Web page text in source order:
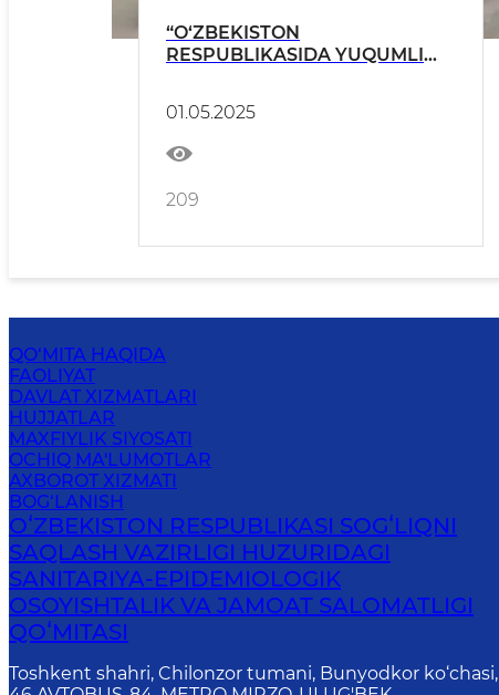
“O‘ZBEKISTON
RESPUBLIKASIDA YUQUMLI
SALOHIYATINI OSHIRISH VA
AHOLINING XABARDORLIGINI
OSHIRISHDA XALQARO
TASHKILOTLAR BILAN
HAMKORLIKDA AMALGA
01.05.2025
209
QO‘MITA HAQIDA
FAOLIYAT
DAVLAT XIZMATLARI
HUJJATLAR
MAXFIYLIK SIYOSATI
OCHIQ MA'LUMOTLAR
AXBOROT XIZMATI
BOG‘LANISH
OʻZBEKISTON RESPUBLIKASI SOGʻLIQNI
SAQLASH VAZIRLIGI HUZURIDAGI
SANITARIYA-EPIDEMIOLOGIK
OSOYISHTALIK VA JAMOAT SALOMATLIGI
QOʻMITASI
Toshkent shahri, Chilonzor tumani, Bunyodkor ko‘chasi,